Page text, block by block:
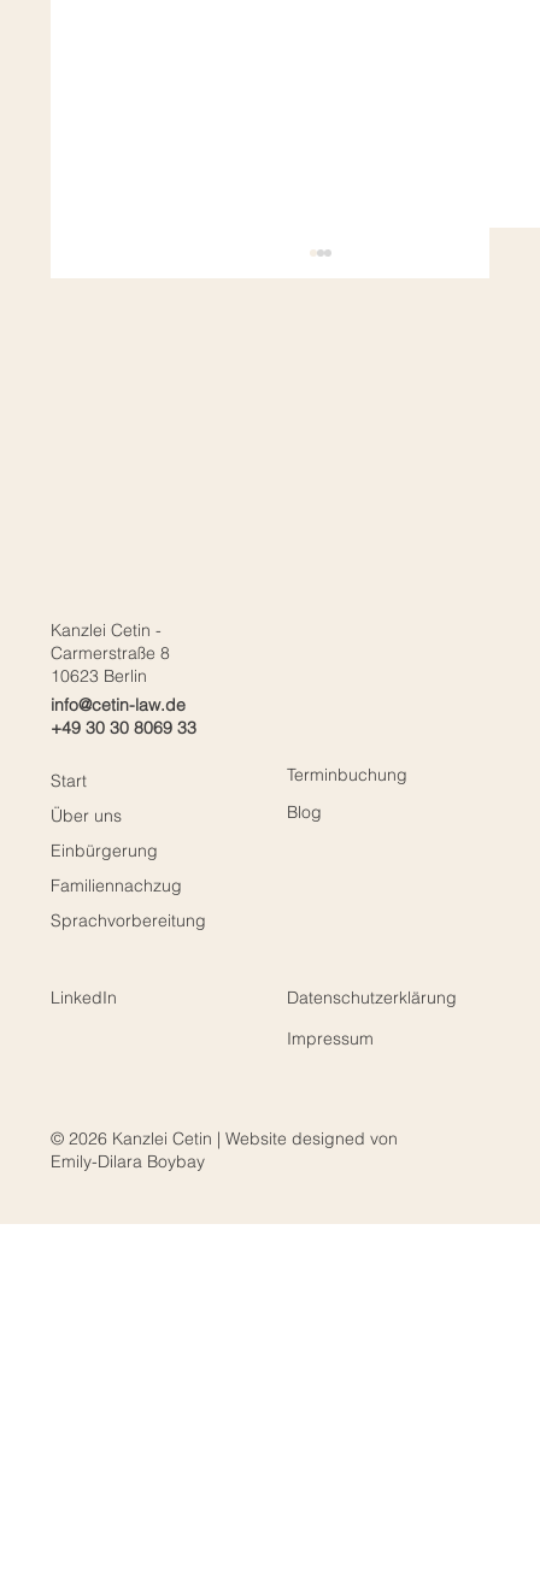
Kanzlei Cetin -
Carmerstraße 8
10623 Berlin
info@cetin-law.de
+49 30 30 8069 33
Start
Über uns
Einbürgerung
Familiennachzug
Sprachvorbereitung
Terminbuchung
Blog
Datenschutzerklärung
Impressum
LinkedIn
© 2026 Kanzlei Cetin | Website designed von
Emily-Dilara Boybay